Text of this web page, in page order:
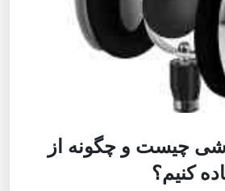
چیست و چگونه از
کنیم؟